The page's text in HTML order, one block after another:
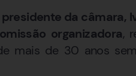
presidente da câmara,
organizadora,
mais de 30 anos